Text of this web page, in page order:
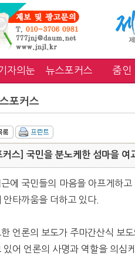
자의눈 뉴스포커스 줌인
포커스
커스] 국민을 분노케한 섬마을
근에 국민들의 마음을 아프게하
안타까움을 더하고 있다.
한 언론의 보도가 주마간산식 보
있어 언론의 사명과 역할을 의심